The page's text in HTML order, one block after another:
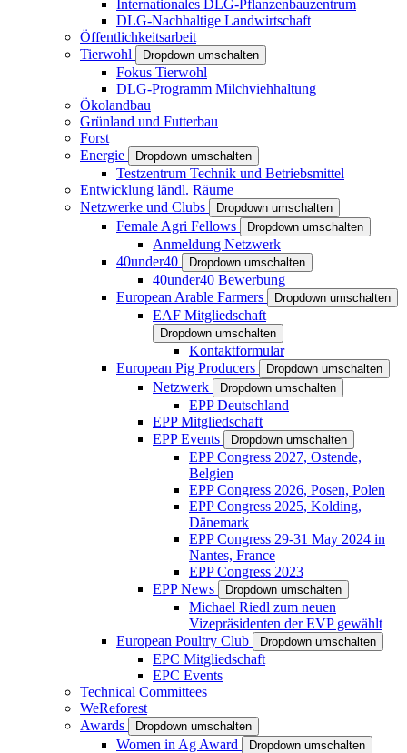
Internationales DLG-Pflanzenbauzentrum
DLG-Nachhaltige Landwirtschaft
Öffentlichkeitsarbeit
Tierwohl
Dropdown umschalten
Fokus Tierwohl
DLG-Programm Milchviehhaltung
Ökolandbau
Grünland und Futterbau
Forst
Energie
Dropdown umschalten
Testzentrum Technik und Betriebsmittel
Entwicklung ländl. Räume
Netzwerke und Clubs
Dropdown umschalten
Female Agri Fellows Dropdown umschalten
Anmeldung Netzwerk
40under40
Dropdown umschalten
40under40 Bewerbung
European Arable Farmers
Dropdown umschalten
EAF Mitgliedschaft
Dropdown umschalten
Kontaktformular
European Pig Producers
Dropdown umschalten
Netzwerk Dropdown umschalten
EPP Deutschland
EPP Mitgliedschaft
EPP Events
Dropdown umschalten
EPP Congress 2027, Ostende,
Belgien
EPP Congress 2026, Posen, Polen
EPP Congress 2025, Kolding,
Dänemark
EPP Congress 29-31 May 2024 in
Nantes, France
EPP Congress 2023
EPP News
Dropdown umschalten
Michael Riedl zum neuen
Vizepräsidenten der EVP gewählt
European Poultry Club
Dropdown umschalten
EPC Mitgliedschaft
EPC Events
Technical Committees
WeReforest
Awards
Dropdown umschalten
Women in Ag Award Dropdown umschalten